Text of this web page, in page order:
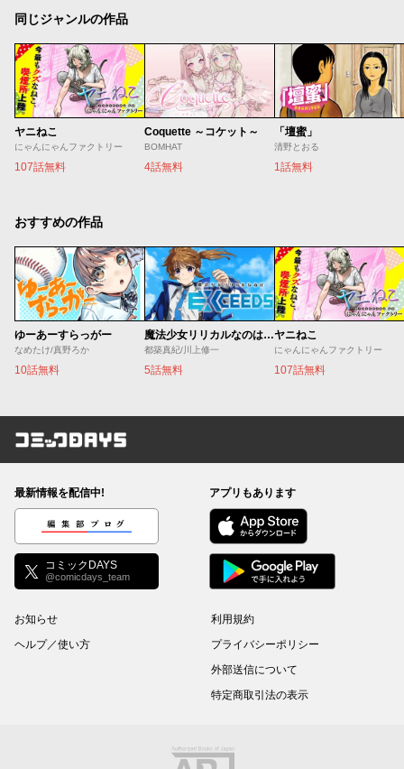
同じジャンルの作品
ヤニねこ
にゃんにゃんファクトリー
107話無料
Coquette ～コケット～
BOMHAT
4話無料
「壇蜜」
清野とおる
1話無料
おすすめの作品
ゆーあーすらっがー
なめたけ/真野ろか
10話無料
魔法少女リリカルなのは EXCEEDS
都築真紀/川上修一
5話無料
ヤニねこ
にゃんにゃんファクトリー
107話無料
コミックDAYS
最新情報を配信中!
編集部ブログ
コミックDAYS
@comicdays_team
アプリもあります
お知らせ
ヘルプ／使い方
利用規約
プライバシーポリシー
外部送信について
特定商取引法の表示